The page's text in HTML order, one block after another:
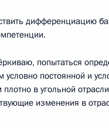
года, вторник
вопросам
15:50
дифференциацию
попытаться
постоянной и
в угольной
изменения в